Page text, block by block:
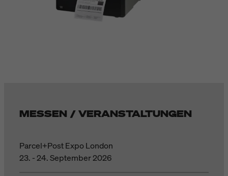
MESSEN / VERANSTALTUNGEN
Parcel+Post Expo London
23. - 24. September 2026